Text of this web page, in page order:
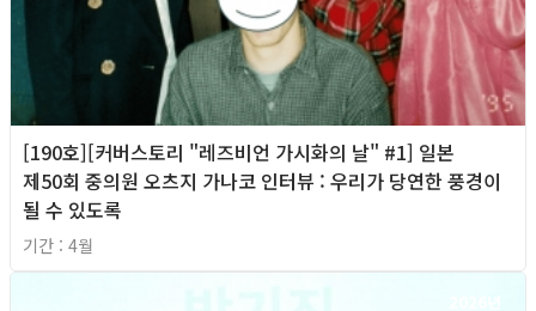
[190호][커버스토리 "레즈비언 가시화의 날" #1] 일본
제50회 중의원 오츠지 가나코 인터뷰 : 우리가 당연한 풍경이
될 수 있도록
기간 : 4월